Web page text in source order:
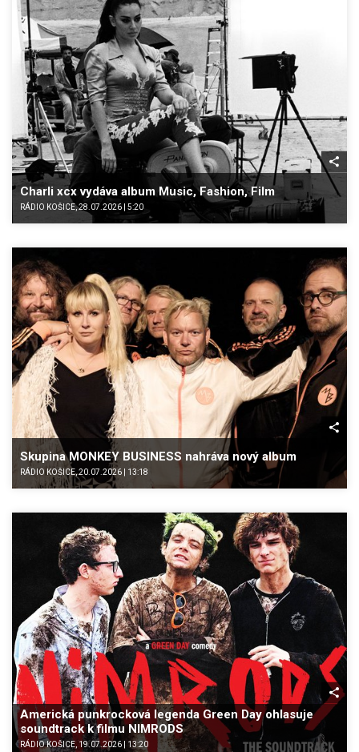
Charli xcx vydáva album Music, Fashion, Film
RÁDIO KOŠICE, 28.07.2026 | 5:20
Skupina MONKEY BUSINESS nahráva nový album
RÁDIO KOŠICE, 20.07.2026 | 13:18
Americká punkrocková legenda Green Day ohlasuje
soundtrack k filmu NIMRODS
RÁDIO KOŠICE, 19.07.2026 | 13:20